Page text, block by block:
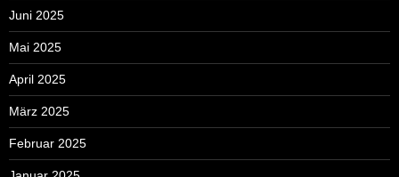
Juni 2025
Mai 2025
April 2025
März 2025
Februar 2025